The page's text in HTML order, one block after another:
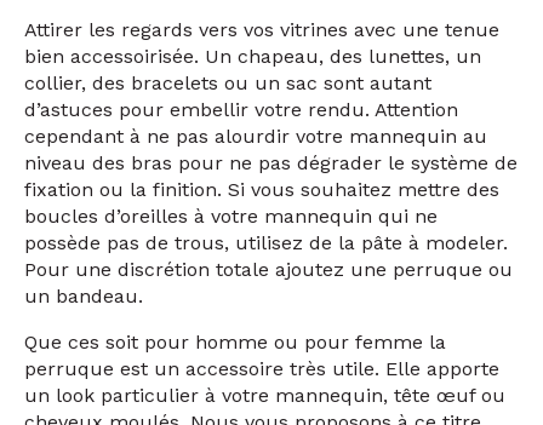
Accessoiriser une tenue
Attirer les regards vers vos vitrines avec une tenue
bien accessoirisée. Un chapeau, des lunettes, un
collier, des bracelets ou un sac sont autant
d’astuces pour embellir votre rendu. Attention
cependant à
ne pas alourdir votre mannequin au
niveau des bras pour ne pas dégrader le système de
fixation ou la finition. Si vous souhaitez mettre des
boucles d’oreilles
votre mannequin qui ne
possède pas de trous, utilisez de la pâte
modeler.
un bandeau.
Que ces soit pour homme ou pour femme la
perruque est un accessoire très utile. Elle apporte